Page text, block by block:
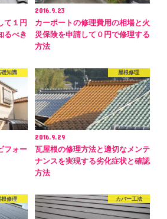
て１円
るべき
2016.9.23
カーポートの修理費用の相場と火
災保険を申請して０円で修理する
方法
礎知識
フォー
屋根修理
2016.9.29
瓦屋根の修理方法と適切なメンテ
ナンスを実現する劣化症状と確認
方法
根修理 カバー工法